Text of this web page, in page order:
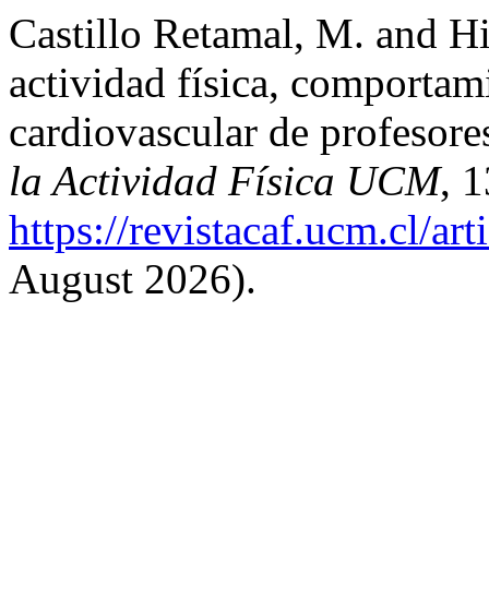
Castillo Retamal, M. and
actividad física,
cardiovascular de
la Actividad Física UCM,
https://revistacaf.ucm.cl/
August 2026).